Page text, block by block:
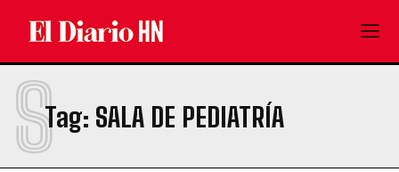
Tag: SALA DE PEDIATRÍA
S